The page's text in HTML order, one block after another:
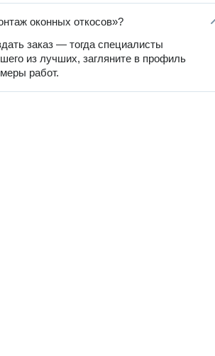
оконных откосов»?
заказ — тогда специалисты
из лучших, загляните в профиль
работ.